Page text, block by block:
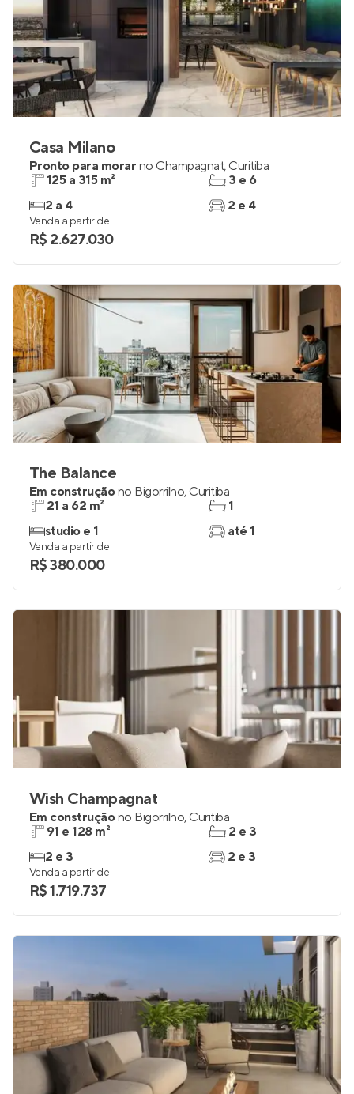
Casa Milano
Pronto para morar no Champagnat, Curitiba
125 a 315 m²
2 a 4
3 e 6
2 e 4
Venda a partir de
R$ 2.627.030
The Balance
Em construçãono Bigorrilho, Curitiba
21 a 62 m²
studio e 1
1
até 1
Venda a partir de
R$ 380.000
Wish Champagnat
Em construçãono Bigorrilho, Curitiba
91 e 128 m²
2 e 3
2 e 3
2 e 3
Venda a partir de
R$ 1.719.737